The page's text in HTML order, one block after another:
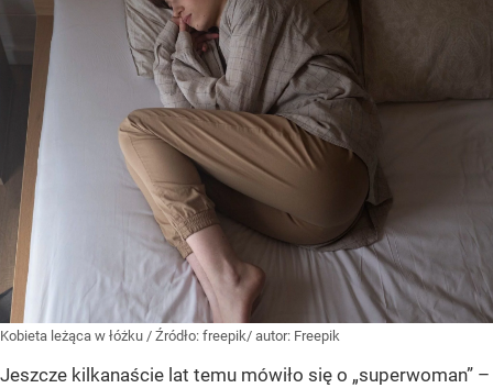
Kobieta leżąca w łóżku / Źródło: freepik/ autor: Freepik
Jeszcze kilkanaście lat temu mówiło się o „superwoman” –